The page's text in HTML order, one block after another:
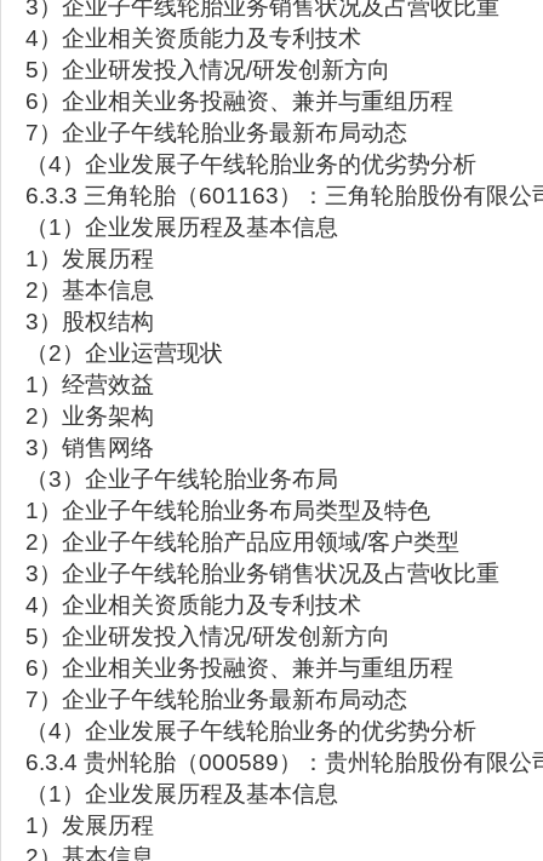
3）企业子午线轮胎业务销售状况及占营收比重
4）企业相关资质能力及专利技术
5）企业研发投入情况/研发创新方向
6）企业相关业务投融资、兼并与重组历程
7）企业子午线轮胎业务最新布局动态
（4）企业发展子午线轮胎业务的优劣势分析
6.3.3 三角轮胎（601163）：三角轮胎股份有限公
（1）企业发展历程及基本信息
1）发展历程
2）基本信息
3）股权结构
（2）企业运营现状
1）经营效益
2）业务架构
3）销售网络
（3）企业子午线轮胎业务布局
1）企业子午线轮胎业务布局类型及特色
2）企业子午线轮胎产品应用领域/客户类型
3）企业子午线轮胎业务销售状况及占营收比重
4）企业相关资质能力及专利技术
5）企业研发投入情况/研发创新方向
6）企业相关业务投融资、兼并与重组历程
7）企业子午线轮胎业务最新布局动态
（4）企业发展子午线轮胎业务的优劣势分析
6.3.4 贵州轮胎（000589）：贵州轮胎股份有限公
（1）企业发展历程及基本信息
1）发展历程